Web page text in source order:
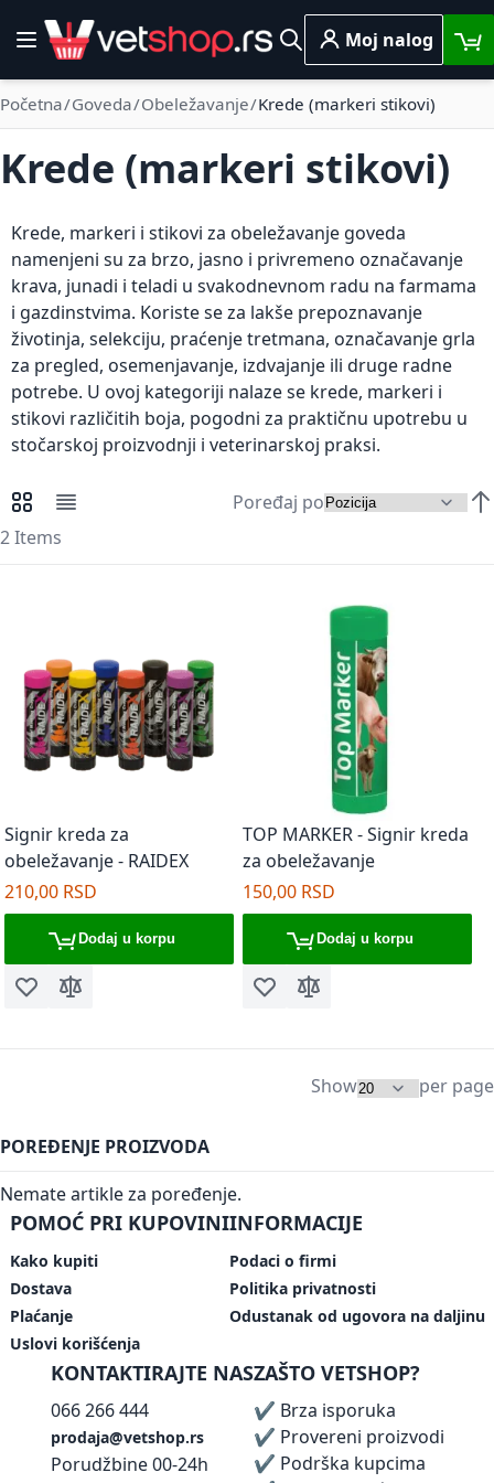
Skip to Content
Toggle Nav
Pretraga
Moj nalog
Početna Goveda Obeležavanje Krede (markeri stikovi)
Krede (markeri stikovi)
Krede, markeri i stikovi za obeležavanje goveda
namenjeni su za brzo, jasno i privremeno označavanje
krava, junadi i teladi u svakodnevnom radu na farmama
i gazdinstvima. Koriste se za lakše prepoznavanje
životinja, selekciju, praćenje tretmana, označavanje grla
za pregled, osemenjavanje, izdvajanje ili druge radne
potrebe. U ovoj kategoriji nalaze se kredе, markeri i
stikovi različitih boja, pogodni za praktičnu upotrebu u
stočarskoj proizvodnji i veterinarskoj praksi.
Pregledi kao
Mreža
2Items
Poređaj po
Signir kreda za
obeležavanje - RAIDEX
210,00 RSD
Dodaj u korpu
Dodaj u listu želja
Dodaj za poređenje
TOP MARKER - Signir kreda
za obeležavanje
150,00 RSD
Dodaj u korpu
Dodaj u listu želja
Dodaj za poređenje
Show per page
POREĐENJE PROIZVODA
Nemate artikle za poređenje.
POMOĆ PRI KUPOVINI
Kako kupiti
Dostava
Plaćanje
Uslovi korišćenja
INFORMACIJE
Podaci o firmi
Politika privatnosti
Odustanak od ugovora na daljinu
KONTAKTIRAJTE NAS
066 266 444
prodaja@vetshop.rs
Porudžbine 00-24h
ZAŠTO VETSHOP?
✔ Brza isporuka
✔ Provereni proizvodi
✔ Podrška kupcima